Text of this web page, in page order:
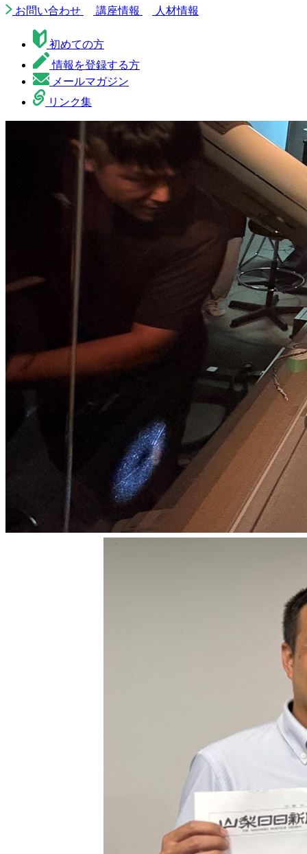
お問い合わせ 講座情報 人材情報
初めての方
情報を登録する方
メールマガジン
リンク集